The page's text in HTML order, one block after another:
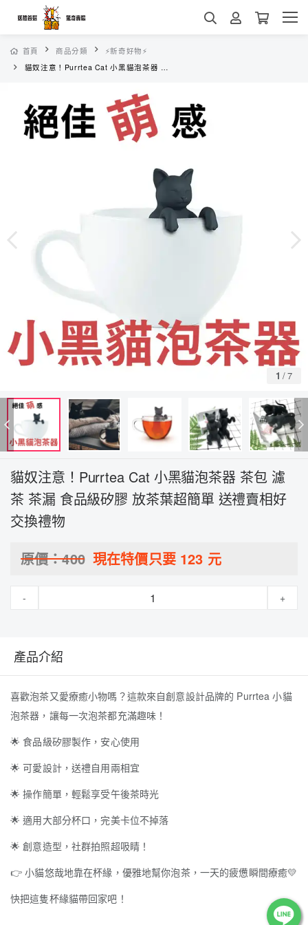
首頁 商品分類
⚡新奇好物⚡
貓奴注意！Purrtea Cat 小黑貓泡茶器 茶包 濾茶 茶漏 食品級矽膠 放茶葉超簡單 送禮賣相好 交換禮物
1 /7
貓奴注意！Purrtea Cat 小黑貓泡茶器 茶包 濾
茶 茶漏 食品級矽膠 放茶葉超簡單 送禮賣相好
交換禮物
原價：400 現在特價只要 123 元
- +
產品介紹
喜歡泡茶又愛療癒小物嗎？這款來自創意設計品牌的 Purrtea 小貓
泡茶器，讓每一次泡茶都充滿趣味！
🌟 食品級矽膠製作，安心使用
🌟 可愛設計，送禮自用兩相宜
🌟 操作簡單，輕鬆享受午後茶時光
🌟 適用大部分杯口，完美卡位不掉落
🌟 創意造型，社群拍照超吸睛！
👉 小貓悠哉地靠在杯緣，優雅地幫你泡茶，一天的疲憊瞬間療癒💛
快把這隻杯緣貓帶回家吧！